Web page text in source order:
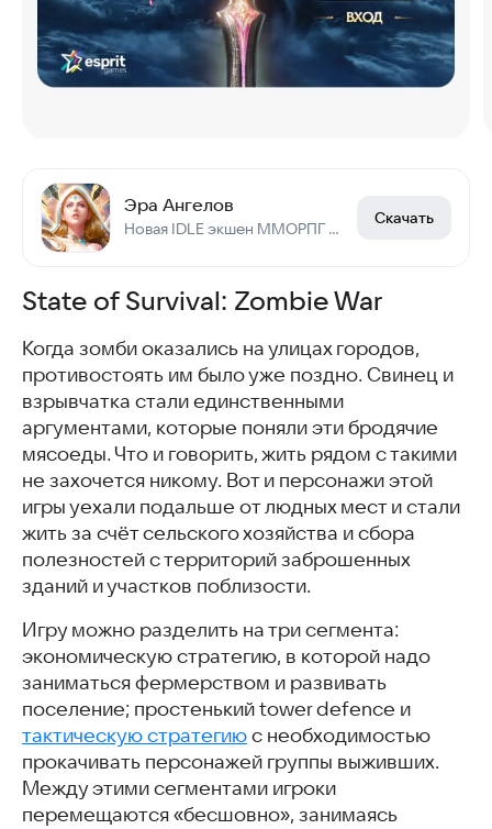
Эра Ангелов
Новая IDLE экшен ММОРПГ доступна на русском! AFK прокачка, бои серверов и ПВП!
Скачать
State of Survival: Zombie War
Когда зомби оказались на улицах городов,
противостоять им было уже поздно. Свинец и
взрывчатка стали единственными
аргументами, которые поняли эти бродячие
мясоеды. Что и говорить, жить рядом с такими
не захочется никому. Вот и персонажи этой
игры уехали подальше от людных мест и стали
жить за счёт сельского хозяйства и сбора
полезностей с территорий заброшенных
зданий и участков поблизости.
Игру можно разделить на три сегмента:
экономическую стратегию, в которой надо
заниматься фермерством и развивать
поселение; простенький tower defence и
тактическую стратегию с необходимостью
прокачивать персонажей группы выживших.
Между этими сегментами игроки
перемещаются «бесшовно», занимаясь